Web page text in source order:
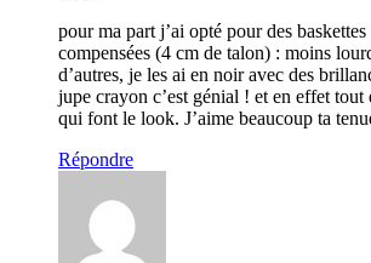
pour ma part j’ai opté pour des
compensées (4 cm de talon) : moins
d’autres, je les ai en noir avec des
jupe crayon c’est génial ! et en effet tout
qui font le look. J’aime beaucoup ta
Répondre